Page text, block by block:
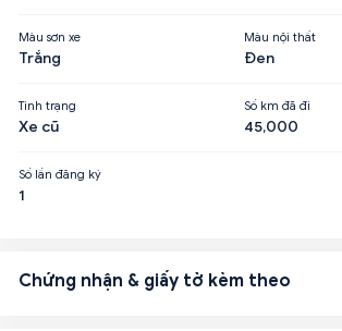
Màu sơn xe
Trắng
Màu nội thất
Đen
Tình trạng
Xe cũ
Số km đã đi
45,000
Số lần đăng ký
1
Chứng nhận & giấy tờ kèm theo